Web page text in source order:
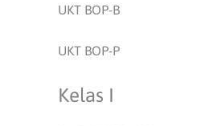
UKT BOP-B
UKT BOP-P
Kelas I